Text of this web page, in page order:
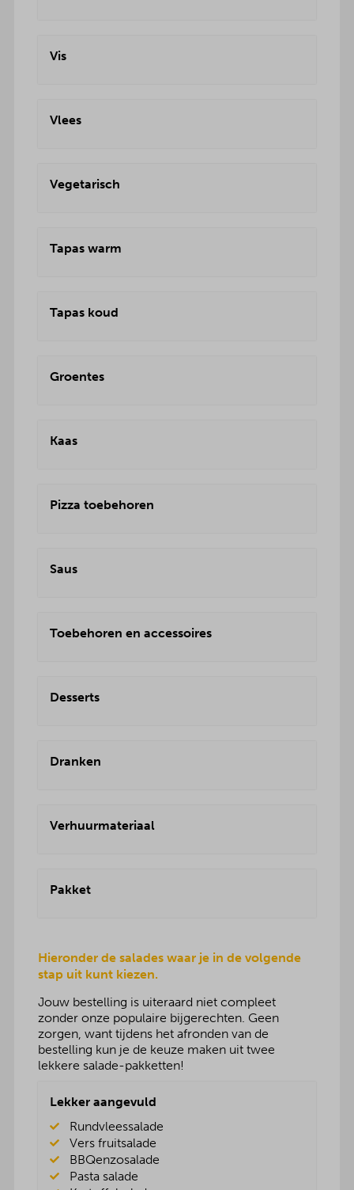
Vis
Vlees
Vegetarisch
Tapas warm
Tapas koud
Groentes
Kaas
Pizza toebehoren
Saus
Toebehoren en accessoires
Desserts
Dranken
Verhuurmateriaal
Pakket
Hieronder de salades waar je in de volgende
stap uit kunt kiezen.
Jouw bestelling is uiteraard niet compleet
zonder onze populaire bijgerechten. Geen
zorgen, want tijdens het afronden van de
bestelling kun je de keuze maken uit twee
lekkere salade-pakketten!
Lekker aangevuld
Rundvleessalade
Vers fruitsalade
BBQenzosalade
Pasta salade